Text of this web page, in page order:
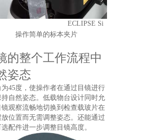
镜 ECLIPSE Si
操作简单的标本夹片
的整个工作流程中
姿态
为45度，使操作者在通过目镜进行
自然姿态。低载物台设计同时允
观察流畅地切换到检查载玻片在
位置而无需调整姿态。还能通过
配件进一步调整目镜高度。